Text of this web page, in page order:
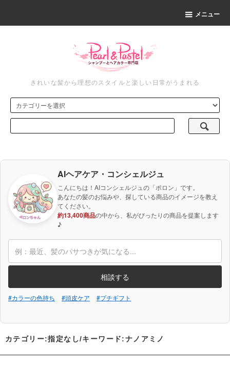
メニュー
きれいな髪から理想のスタイルと楽しい日常がうまれる
AIヘアケア・コンシェルジュ
こんにちは！AIコンシェルジュの「ポロン」です。
あなたの髪のお悩みや、探している商品のイメージを教え
てください。
約13,400商品の中から、私がぴったりの商品を提案します
♪
相談する
#カラーの色持ち #頭皮ケア #プチギフト
カテゴリー:指定なし/キーワード:ナノアミノ